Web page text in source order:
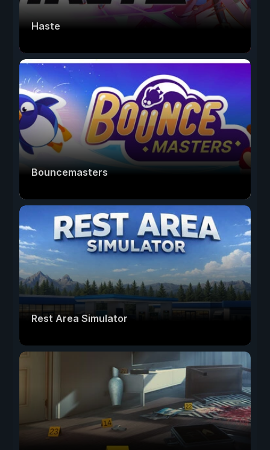
Haste
Bouncemasters
Rest Area Simulator